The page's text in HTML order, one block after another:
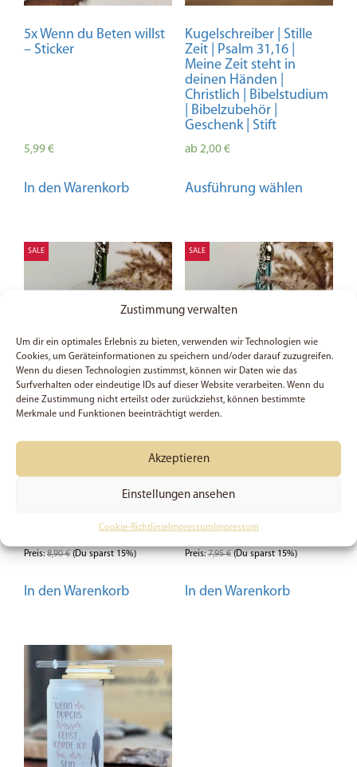
Zustimmung verwalten
Um dir ein optimales Erlebnis zu bieten, verwenden wir Technologien wie
Cookies, um Geräteinformationen zu speichern und/oder darauf zuzugreifen.
Wenn du diesen Technologien zustimmst, können wir Daten wie das
Surfverhalten oder eindeutige IDs auf dieser Website verarbeiten. Wenn du
deine Zustimmung nicht erteilst oder zurückziehst, können bestimmte
Merkmale und Funktionen beeinträchtigt werden.
Akzeptieren
Einstellungen ansehen
Cookie-RichtlinieImpressum Impressum
5x Wenn du Beten willst
– Sticker
5,99€
In den Warenkorb
Kugelschreiber | Stille
Zeit | Psalm 31,16 |
Meine Zeit steht in
deinen Händen |
Christlich | Bibelstudium
| Bibelzubehör |
Geschenk | Stift
ab 2,00€
Ausführung wählenProdukt
auf.
Die
auf
SALE
My savior –
Preis:8,90€(Du sparst 15%)
In den Warenkorb
SALE
Ruhe in Frieden –
6,76€
Preis:7,95€(Du sparst 15%)
In den Warenkorb